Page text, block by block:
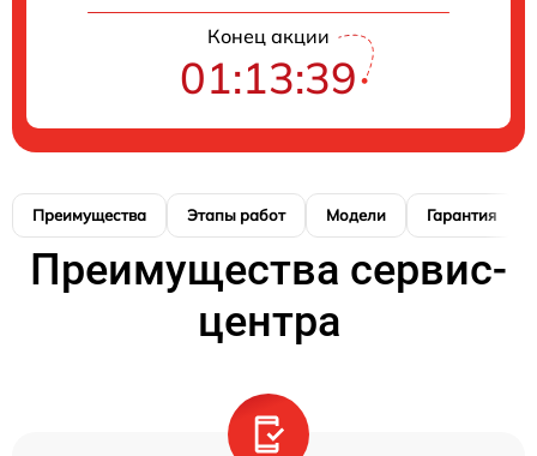
Конец акции
01:13:38
Преимущества Этапы работ Модели Гарантия
Преимущества сервис-
центра